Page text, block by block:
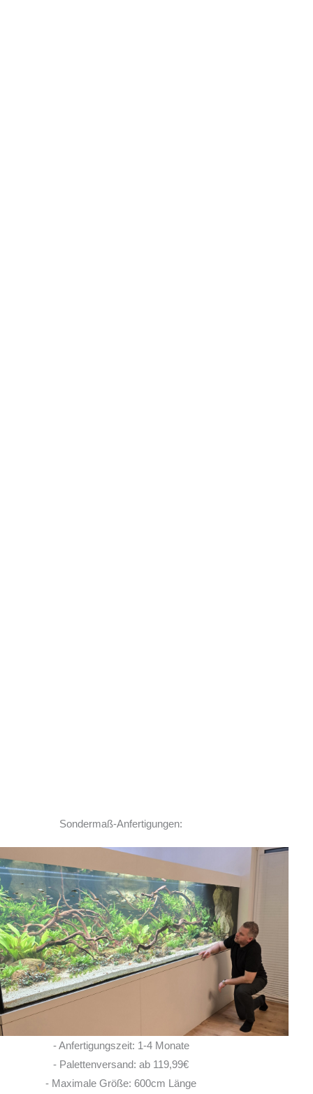
Ich habe vor einem Jahr zwei
Rochen hier erworben. Von Anfang bis Ende
habe ich eine super kompetente und ehrliche
Beratung erhalten! Auch im Nachgang bei
Fragen, habe ich immer
... MEHR
LISA ROHRLACHE
10. JUNI 2026
Sondermaß-Anfertigungen:
- Anfertigungszeit: 1-4 Monate
- Palettenversand: ab 119,99€
- Maximale Größe: 600cm Länge